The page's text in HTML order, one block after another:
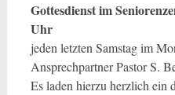
Gottesdienst im
Uhr
jeden letzten Samstag im
Ansprechpartner Pastor S.
Es laden hierzu herzlich ein